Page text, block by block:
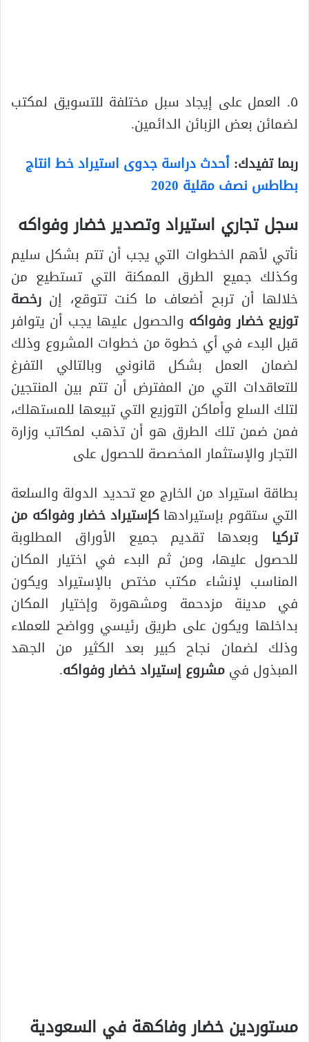
٥. العمل على إيجاد سبل مختلفة للتسويق لمكتب
لضمائن بعض الزبائن الدائمين.
ربما تفيدك:أحدث دراسة جدوى استيراد خط انتاج
بطاطس نصف مقلية 2020
سجل تجاري استيراد وتصدير خضار وفواكه
نأتي لأهم الخطوات التي يجب أن تتم بشكل سليم
وكذلك جميع الطرق الممكنة التي تستطيع من
خلالها أن تربح أضعاف ما كنت تتوقع، إن رخصة
توزيع خضار وفواكه والحصول عليها يجب أن يتوافر
قبل البدء في أي خطوة من خطوات المشروع وذلك
لضمان العمل بشكل قانوني وبالتالي التفرغ
للتعاقدات التي من المفترض أن تتم بين المنتجين
لتلك السلع وأماكن التوزيع التي تبيعها للمستهلك،
فمن ضمن تلك الطرق هو أن تذهب لمكاتب وزارة
التجار والإستثمار المخصصة للحصول على
بطاقة استيراد من الخارج مع تحديد الدولة والسلعة
التي ستقوم بإستيرادهاكإستيراد خضار وفواكه من
تركيا وبعدها تقديم جميع الأوراق المطلوبة
للحصول عليها، ومن ثم البدء في اختيار المكان
المناسب لإنشاء مكتب مختص بالإستيراد ويكون
في مدينة مزدحمة ومشهورة وإختيار المكان
بداخلها ويكون على طريق رئيسي وواضح للعملاء
وذلك لضمان نجاح كبير بعد الكثير من الجهد
المبذول فيمشروع إستيراد خضار وفواكه.
مستوردين خضار وفاكهة في السعودية